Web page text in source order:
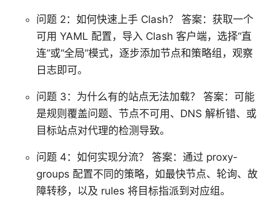
问题 2：如何快速上手 Clash？ 答案：获取一个
可用 YAML 配置，导入 Clash 客户端，选择“直
连”或“全局”模式，逐步添加节点和策略组，观察
日志即可。
问题 3：为什么有的站点无法加载？ 答案：可能
是规则覆盖问题、节点不可用、DNS 解析错、或
目标站点对代理的检测导致。
问题 4：如何实现分流？ 答案：通过 proxy-
groups 配置不同的策略，如最快节点、轮询、故
障转移，以及 rules 将目标指派到对应组。